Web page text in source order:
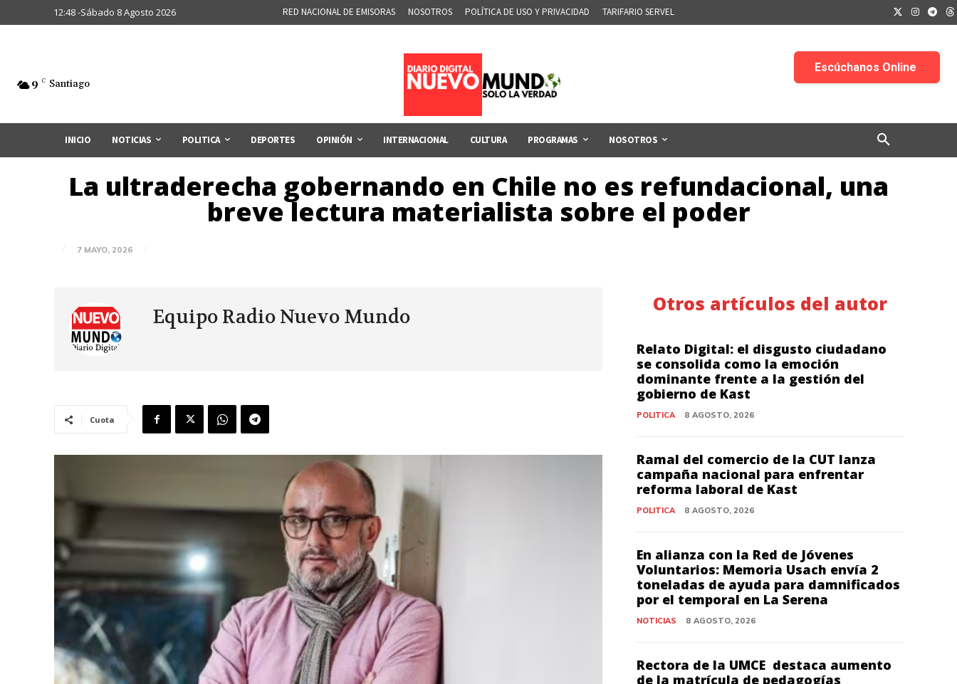
12:48 -Sábado 8 Agosto 2026 RED NACIONAL DE EMISORAS NOSOTROS POLÍTICA DE USO Y PRIVACIDAD TARIFARIO SERVEL
9 C Santiago
INICIO NOTICIAS POLITICA DEPORTES OPINIÓN INTERNACIONAL CULTURA PROGRAMAS NOSOTROS
La ultraderecha gobernando en Chile no es refundacional, una
breve lectura materialista sobre el poder
7 MAYO, 2026
Equipo Radio Nuevo Mundo
Cuota
Otros artículos del autor
Relato Digital: el disgusto ciudadano
se consolida como la emoción
dominante frente a la gestión del
gobierno de Kast
POLITICA 8 AGOSTO, 2026
Ramal del comercio de la CUT lanza
campaña nacional para enfrentar
reforma laboral de Kast
POLITICA 8 AGOSTO, 2026
En alianza con la Red de Jóvenes
Voluntarios: Memoria Usach envía 2
toneladas de ayuda para damnificados
por el temporal en La Serena
NOTICIAS 8 AGOSTO, 2026
Rectora de la UMCE destaca aumento
de la matrícula de pedagogías